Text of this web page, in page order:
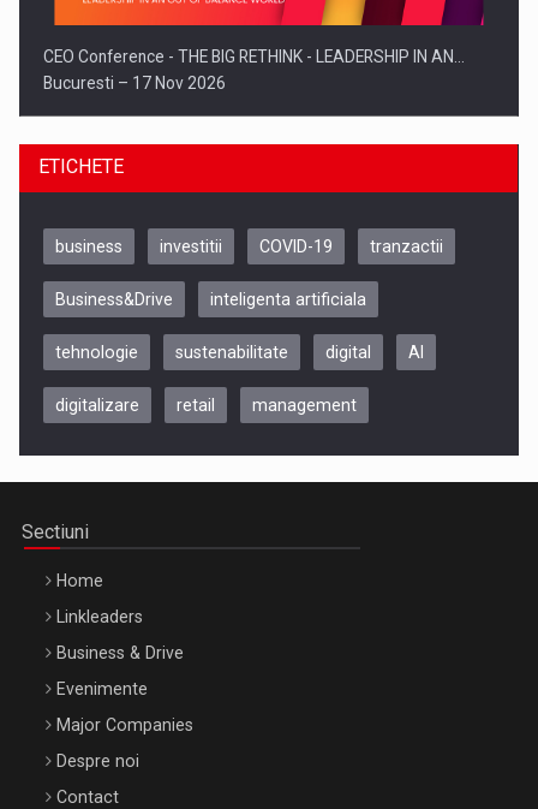
CEO Conference - THE BIG RETHINK - LEADERSHIP IN AN…
Bucuresti – 17 Nov 2026
Be Inspired. Make it Happen!, CLUJ, 9 Decembrie
Be Inspired. Make it Happen!, ARTEMIS LETO, ORADEA, 8
Octombrie
ETICHETE
business investitii COVID-19 tranzactii
Business&Drive inteligenta artificiala
tehnologie sustenabilitate digital AI
digitalizare retail management
Sectiuni
Home
Linkleaders
Business & Drive
Evenimente
Major Companies
Despre noi
Contact